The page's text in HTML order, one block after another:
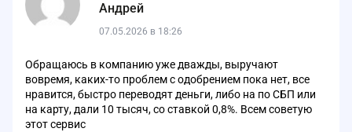
Андрей
07.05.2026 в 18:26
Обращаюсь в компанию уже дважды, выручают
вовремя, каких-то проблем с одобрением пока нет, все
нравится, быстро переводят деньги, либо на по СБП или
на карту, дали 10 тысяч, со ставкой 0,8%. Всем советую
этот сервис